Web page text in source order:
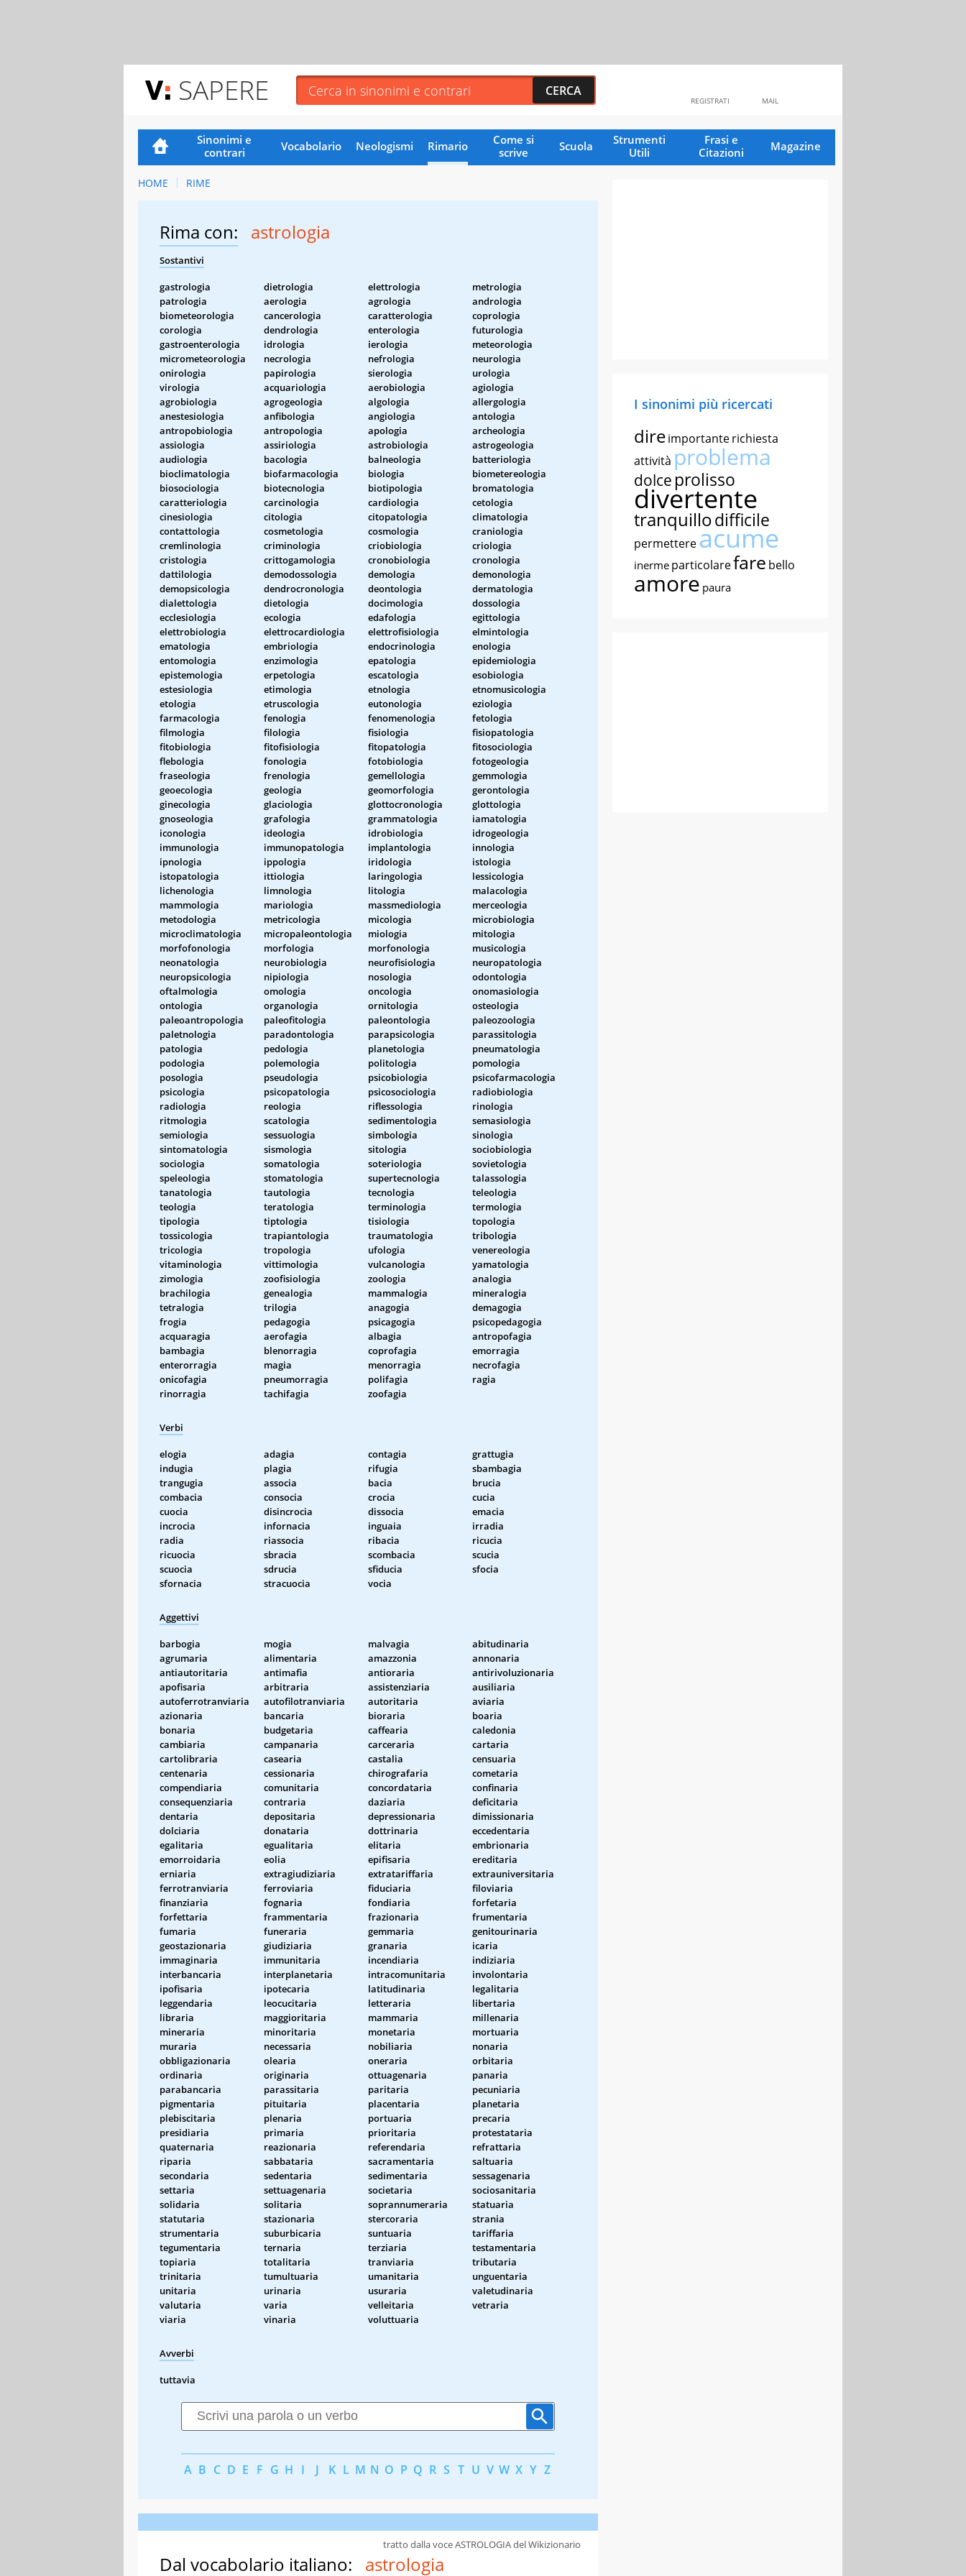
SAPERE MAIL
REGISTRATI
Sinonimi e
contrari
Vocabolario Neologismi Rimario
Come si
scrive
Scuola
Strumenti
Utili
Frasi e
Citazioni
Magazine
HOME RIME
Rima con: astrologia
Sostantivi
gastrologia dietrologia elettrologia
metrologia
patrologia
aerologia agrologia
andrologia
biometeorologia
cancerologia caratterologia
coprologia
corologia
dendrologia enterologia
futurologia
gastroenterologia
idrologia ierologia
meteorologia
micrometeorologia
necrologia nefrologia
neurologia
onirologia
papirologia sierologia
urologia
virologia
acquariologia aerobiologia
agiologia
agrobiologia
agrogeologia algologia
allergologia
anestesiologia
anfibologia angiologia
antologia
antropobiologia
antropologia apologia
archeologia
assiologia
assiriologia astrobiologia
astrogeologia
audiologia
bacologia balneologia
batteriologia
bioclimatologia
biofarmacologia biologia
biometereologia
biosociologia
biotecnologia biotipologia
bromatologia
caratteriologia
carcinologia cardiologia
cetologia
cinesiologia
citologia citopatologia
climatologia
contattologia
cosmetologia cosmologia
craniologia
cremlinologia
criminologia criobiologia
criologia
cristologia
crittogamologia cronobiologia
cronologia
dattilologia
demodossologia demologia
demonologia
demopsicologia
dendrocronologia deontologia
dermatologia
dialettologia
dietologia docimologia
dossologia
ecclesiologia
ecologia edafologia
egittologia
elettrobiologia
elettrocardiologia elettrofisiologia
elmintologia
ematologia
embriologia endocrinologia
enologia
entomologia
enzimologia epatologia
epidemiologia
epistemologia
erpetologia escatologia
esobiologia
estesiologia
etimologia etnologia
etnomusicologia
etologia
etruscologia eutonologia
eziologia
farmacologia
fenologia fenomenologia
fetologia
filmologia
filologia fisiologia
fisiopatologia
fitobiologia
fitofisiologia fitopatologia
fitosociologia
flebologia
fonologia fotobiologia
fotogeologia
fraseologia
frenologia gemellologia
gemmologia
geoecologia
geologia geomorfologia
gerontologia
ginecologia
glaciologia glottocronologia
glottologia
gnoseologia
grafologia grammatologia
iamatologia
iconologia
ideologia idrobiologia
idrogeologia
immunologia
immunopatologia implantologia
innologia
ipnologia
ippologia iridologia
istologia
istopatologia
ittiologia laringologia
lessicologia
lichenologia
limnologia litologia
malacologia
mammologia
mariologia massmediologia
merceologia
metodologia
metricologia micologia
microbiologia
microclimatologia
micropaleontologia miologia
mitologia
morfofonologia
morfologia morfonologia
musicologia
neonatologia
neurobiologia neurofisiologia
neuropatologia
neuropsicologia
nipiologia nosologia
odontologia
oftalmologia
omologia oncologia
onomasiologia
ontologia
organologia ornitologia
osteologia
paleoantropologia
paleofitologia paleontologia
paleozoologia
paletnologia
paradontologia parapsicologia
parassitologia
patologia
pedologia planetologia
pneumatologia
podologia
polemologia politologia
pomologia
posologia
pseudologia psicobiologia
psicofarmacologia
psicologia
psicopatologia psicosociologia
radiobiologia
radiologia
reologia riflessologia
rinologia
ritmologia
scatologia sedimentologia
semasiologia
semiologia
sessuologia simbologia
sinologia
sintomatologia
sismologia sitologia
sociobiologia
sociologia
somatologia soteriologia
sovietologia
speleologia
stomatologia supertecnologia
talassologia
tanatologia
tautologia tecnologia
teleologia
teologia
teratologia terminologia
termologia
tipologia
tiptologia tisiologia
topologia
tossicologia
trapiantologia traumatologia
tribologia
tricologia
tropologia ufologia
venereologia
vitaminologia
vittimologia vulcanologia
yamatologia
zimologia
zoofisiologia zoologia
analogia
brachilogia
genealogia mammalogia
mineralogia
tetralogia
trilogia anagogia
demagogia
frogia
pedagogia psicagogia
psicopedagogia
acquaragia
aerofagia albagia
antropofagia
bambagia
blenorragia coprofagia
emorragia
enterorragia
magia menorragia
necrofagia
onicofagia
pneumorragia polifagia
ragia
rinorragia
tachifagia zoofagia
Verbi
elogia adagia contagia
grattugia
indugia
plagia rifugia
sbambagia
trangugia
associa bacia
brucia
combacia
consocia crocia
cucia
cuocia
disincrocia dissocia
emacia
incrocia
infornacia inguaia
irradia
radia
riassocia ribacia
ricucia
ricuocia
sbracia scombacia
scucia
scuocia
sdrucia sfiducia
sfocia
sfornacia
stracuocia vocia
Aggettivi
barbogia mogia malvagia
abitudinaria
agrumaria
alimentaria amazzonia
annonaria
antiautoritaria
antimafia antioraria
antirivoluzionaria
apofisaria
arbitraria assistenziaria
ausiliaria
autoferrotranviaria
autofilotranviaria autoritaria
aviaria
azionaria
bancaria bioraria
boaria
bonaria
budgetaria caffearia
caledonia
cambiaria
campanaria carceraria
cartaria
cartolibraria
casearia castalia
censuaria
centenaria
cessionaria chirografaria
cometaria
compendiaria
comunitaria concordataria
confinaria
consequenziaria
contraria daziaria
deficitaria
dentaria
depositaria depressionaria
dimissionaria
dolciaria
donataria dottrinaria
eccedentaria
egalitaria
egualitaria elitaria
embrionaria
emorroidaria
eolia epifisaria
ereditaria
erniaria
extragiudiziaria extratariffaria
extrauniversitaria
ferrotranviaria
ferroviaria fiduciaria
filoviaria
finanziaria
fognaria fondiaria
forfetaria
forfettaria
frammentaria frazionaria
frumentaria
fumaria
funeraria gemmaria
genitourinaria
geostazionaria
giudiziaria granaria
icaria
immaginaria
immunitaria incendiaria
indiziaria
interbancaria
interplanetaria intracomunitaria
involontaria
ipofisaria
ipotecaria latitudinaria
legalitaria
leggendaria
leocucitaria letteraria
libertaria
libraria
maggioritaria mammaria
millenaria
mineraria
minoritaria monetaria
mortuaria
muraria
necessaria nobiliaria
nonaria
obbligazionaria
olearia oneraria
orbitaria
ordinaria
originaria ottuagenaria
panaria
parabancaria
parassitaria paritaria
pecuniaria
pigmentaria
pituitaria placentaria
planetaria
plebiscitaria
plenaria portuaria
precaria
presidiaria
primaria prioritaria
protestataria
quaternaria
reazionaria referendaria
refrattaria
riparia
sabbataria sacramentaria
saltuaria
secondaria
sedentaria sedimentaria
sessagenaria
settaria
settuagenaria societaria
sociosanitaria
solidaria
solitaria soprannumeraria
statuaria
statutaria
stazionaria stercoraria
strania
strumentaria
suburbicaria suntuaria
tariffaria
tegumentaria
ternaria terziaria
testamentaria
topiaria
totalitaria tranviaria
tributaria
trinitaria
tumultuaria umanitaria
unguentaria
unitaria
urinaria usuraria
valetudinaria
valutaria
varia velleitaria
vetraria
viaria
vinaria voluttuaria
Avverbi
tuttavia
A B C D E F G H I J K L M N O P Q R S T U V W X Y Z
Dal vocabolario italiano: astrologia
tratto dalla voce ASTROLOGIA del Wikizionario
I sinonimi più ricercati
direimportanterichiesta
attività problema
dolce prolisso
divertente
tranquillodifficile
permettereacume
inerme particolarefare bello
amore paura